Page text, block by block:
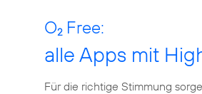
O2 Free:
alle Apps mit
Für die richtige Stimmung